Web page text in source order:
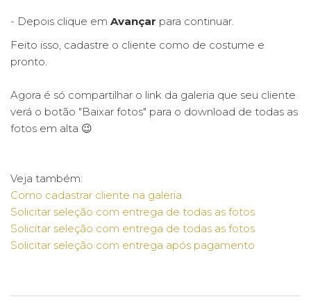
- Depois clique em Avançar para continuar.
Feito isso, cadastre o cliente como de costume e
pronto.
Agora é só compartilhar o link da galeria que seu cliente
verá o botão "Baixar fotos" para o download de todas as
fotos em alta 😉
Veja também:
Como cadastrar cliente na galeria
Solicitar seleção com entrega de todas as fotos
Solicitar seleção com entrega de todas as fotos
Solicitar seleção com entrega após pagamento